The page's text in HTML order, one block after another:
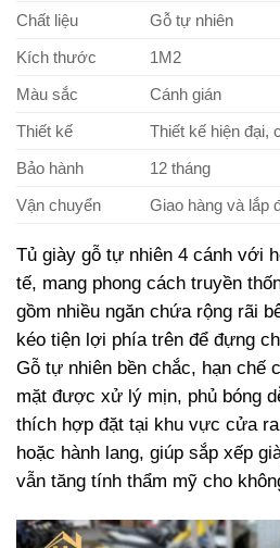
Chất liệu
Gỗ tự nhiên
Kích thước
1M2
Màu sắc
Cánh gián
Thiết kế
Thiết kế hiện đại,
Bảo hành
12 tháng
Vận chuyển
Giao hàng và lắp
Tủ giày gỗ tự nhiên 4 cánh với
tế, mang phong cách truyền
gồm nhiều ngăn chứa rộng rãi
kéo tiện lợi phía trên để đựng
Gỗ tự nhiên bền chắc, hạn chế
mặt được xử lý mịn, phủ bóng
thích hợp đặt tại khu vực cửa
hoặc hành lang, giúp sắp xếp
vẫn tăng tính thẩm mỹ cho